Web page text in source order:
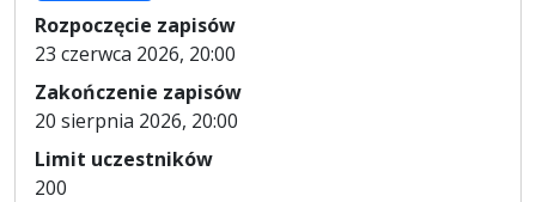
Rozpoczęcie zapisów
23 czerwca 2026, 20:00
Zakończenie zapisów
20 sierpnia 2026, 20:00
Limit uczestników
200